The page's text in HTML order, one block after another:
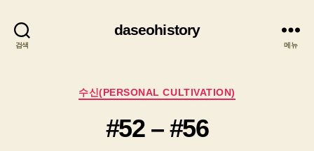
검색
daseohistory
메뉴
카
리
수신(PERSONAL CULTIVATION)
#52 – #56